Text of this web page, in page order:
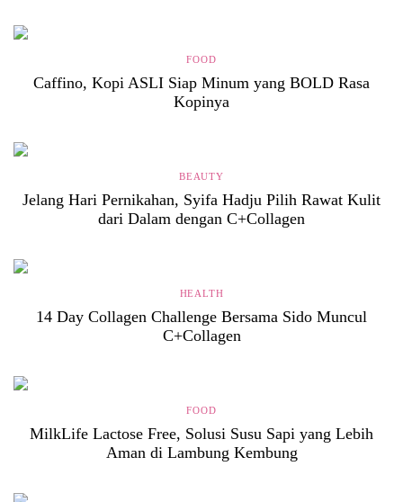
FOOD
Caffino, Kopi ASLI Siap Minum yang BOLD Rasa
Kopinya
BEAUTY
Jelang Hari Pernikahan, Syifa Hadju Pilih Rawat Kulit
dari Dalam dengan C+Collagen
HEALTH
14 Day Collagen Challenge Bersama Sido Muncul
C+Collagen
FOOD
MilkLife Lactose Free, Solusi Susu Sapi yang Lebih
Aman di Lambung Kembung